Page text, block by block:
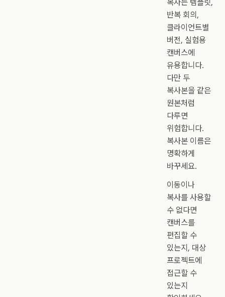
복사는 템플릿,
반복 회의,
클라이언트별
버전, 실험용
캔버스에
유용합니다.
다만 두
복사본을 같은
원본처럼
다루면
위험합니다.
복사본 이름은
명확하게
바꾸세요.
이동이나
복사를 사용할
수 없다면
캔버스를
편집할 수
있는지, 대상
프로젝트에
접근할 수
있는지